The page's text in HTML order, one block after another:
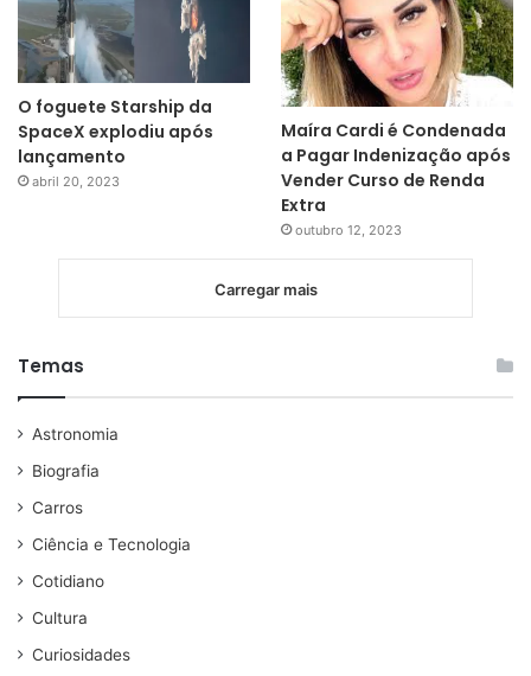
O foguete Starship da
SpaceX explodiu após
lançamento
abril 20, 2023
Maíra Cardi é Condenada
a Pagar Indenização após
Vender Curso de Renda
Extra
outubro 12, 2023
Carregar mais
Temas
Astronomia
Biografia
Carros
Ciência e Tecnologia
Cotidiano
Cultura
Curiosidades